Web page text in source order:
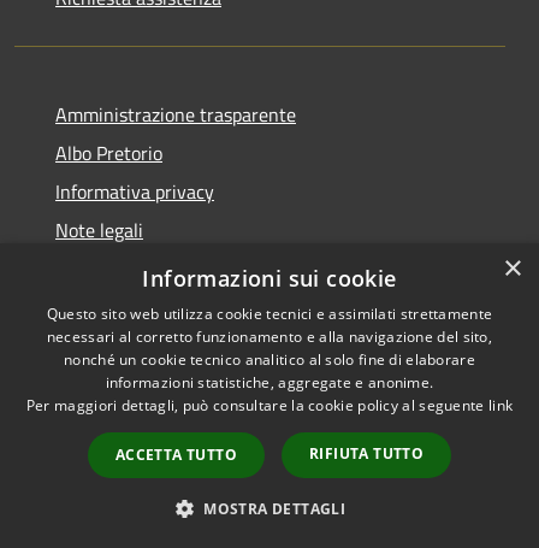
Amministrazione trasparente
Albo Pretorio
Informativa privacy
Note legali
Dichiarazione di accessibilità
Accessibilità
Copyright © 2026 • Comune di
Scilla • Powered by
Municipium•
Accesso
redazione
×
Informazioni sui cookie
Questo sito web utilizza cookie tecnici e assimilati strettamente
necessari al corretto funzionamento e alla navigazione del sito,
nonché un cookie tecnico analitico al solo fine di elaborare
informazioni statistiche, aggregate e anonime.
Per maggiori dettagli, può consultare la cookie policy al seguente link
ACCETTA TUTTO RIFIUTA TUTTO
MOSTRA DETTAGLI